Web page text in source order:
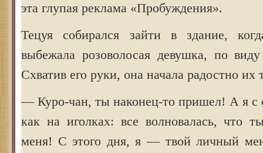
эта глупая реклама «Пробуждения».
Тецуя собирался зайти в здание,
выбежала розоволосая девушка, по
Схватив его руки, она начала радостно их
— Куро-чан, ты наконец-то пришел! А я с
как на иголках: все волновалась, что
меня! С этого дня, я — твой личный